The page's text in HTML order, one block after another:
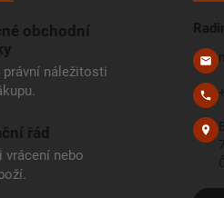
obchodní
právní náležitosti
řád
vrácení nebo